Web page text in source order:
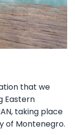
that we
Eastern
taking place
of Montenegro.